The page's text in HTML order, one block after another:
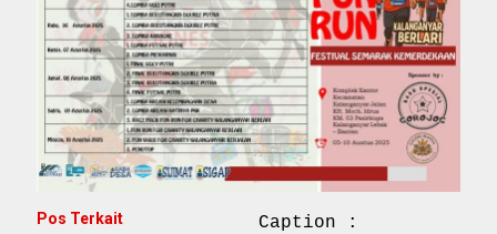
Caption :
Pos Terkait